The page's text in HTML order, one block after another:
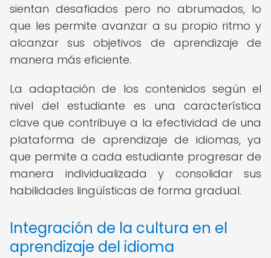
sientan desafiados pero no abrumados, lo
que les permite avanzar a su propio ritmo y
alcanzar sus objetivos de aprendizaje de
manera más eficiente.
La adaptación de los contenidos según el
nivel del estudiante es una característica
clave que contribuye a la efectividad de una
plataforma de aprendizaje de idiomas, ya
que permite a cada estudiante progresar de
manera individualizada y consolidar sus
habilidades lingüísticas de forma gradual.
Integración de la cultura en el
aprendizaje del idioma